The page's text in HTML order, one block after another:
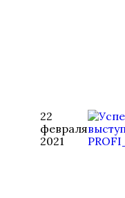
22
февраля
2021